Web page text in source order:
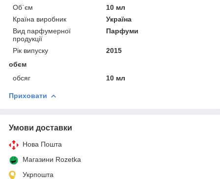
Об`єм
10 мл
Країна виробник
Україна
Вид парфумерної
продукції
Парфуми
Рік випуску
2015
обєм
обсяг
10 мл
Приховати
Умови доставки
Нова Пошта
Магазини Rozetka
Укрпошта